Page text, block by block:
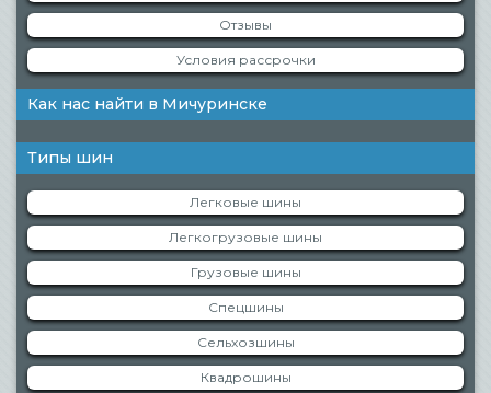
Отзывы
Условия рассрочки
Как нас найти в Мичуринске
Типы шин
Легковые шины
Легкогрузовые шины
Грузовые шины
Спецшины
Сельхозшины
Квадрошины